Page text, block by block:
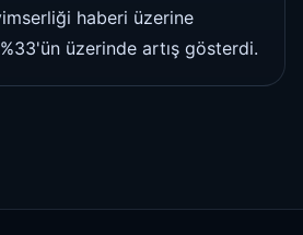
haberi üzerine
üzerinde artış gösterdi.